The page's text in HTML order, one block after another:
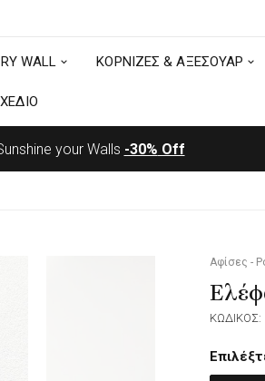
WALL ΚΟΡΝΙΖΕΣ & ΑΞΕΣΟΥΑΡ
your Walls -30% Off
Αφίσες -
ΚΩΔΙΚΟΣ: